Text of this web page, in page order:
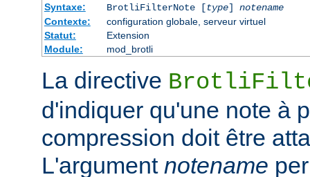
Syntaxe:
BrotliFilterNote [type] notename
Contexte:
configuration globale, serveur virtuel
Statut:
Extension
Module:
mod_brotli
La directive
d'indiquer qu'une note à
compression doit être
L'argument notename